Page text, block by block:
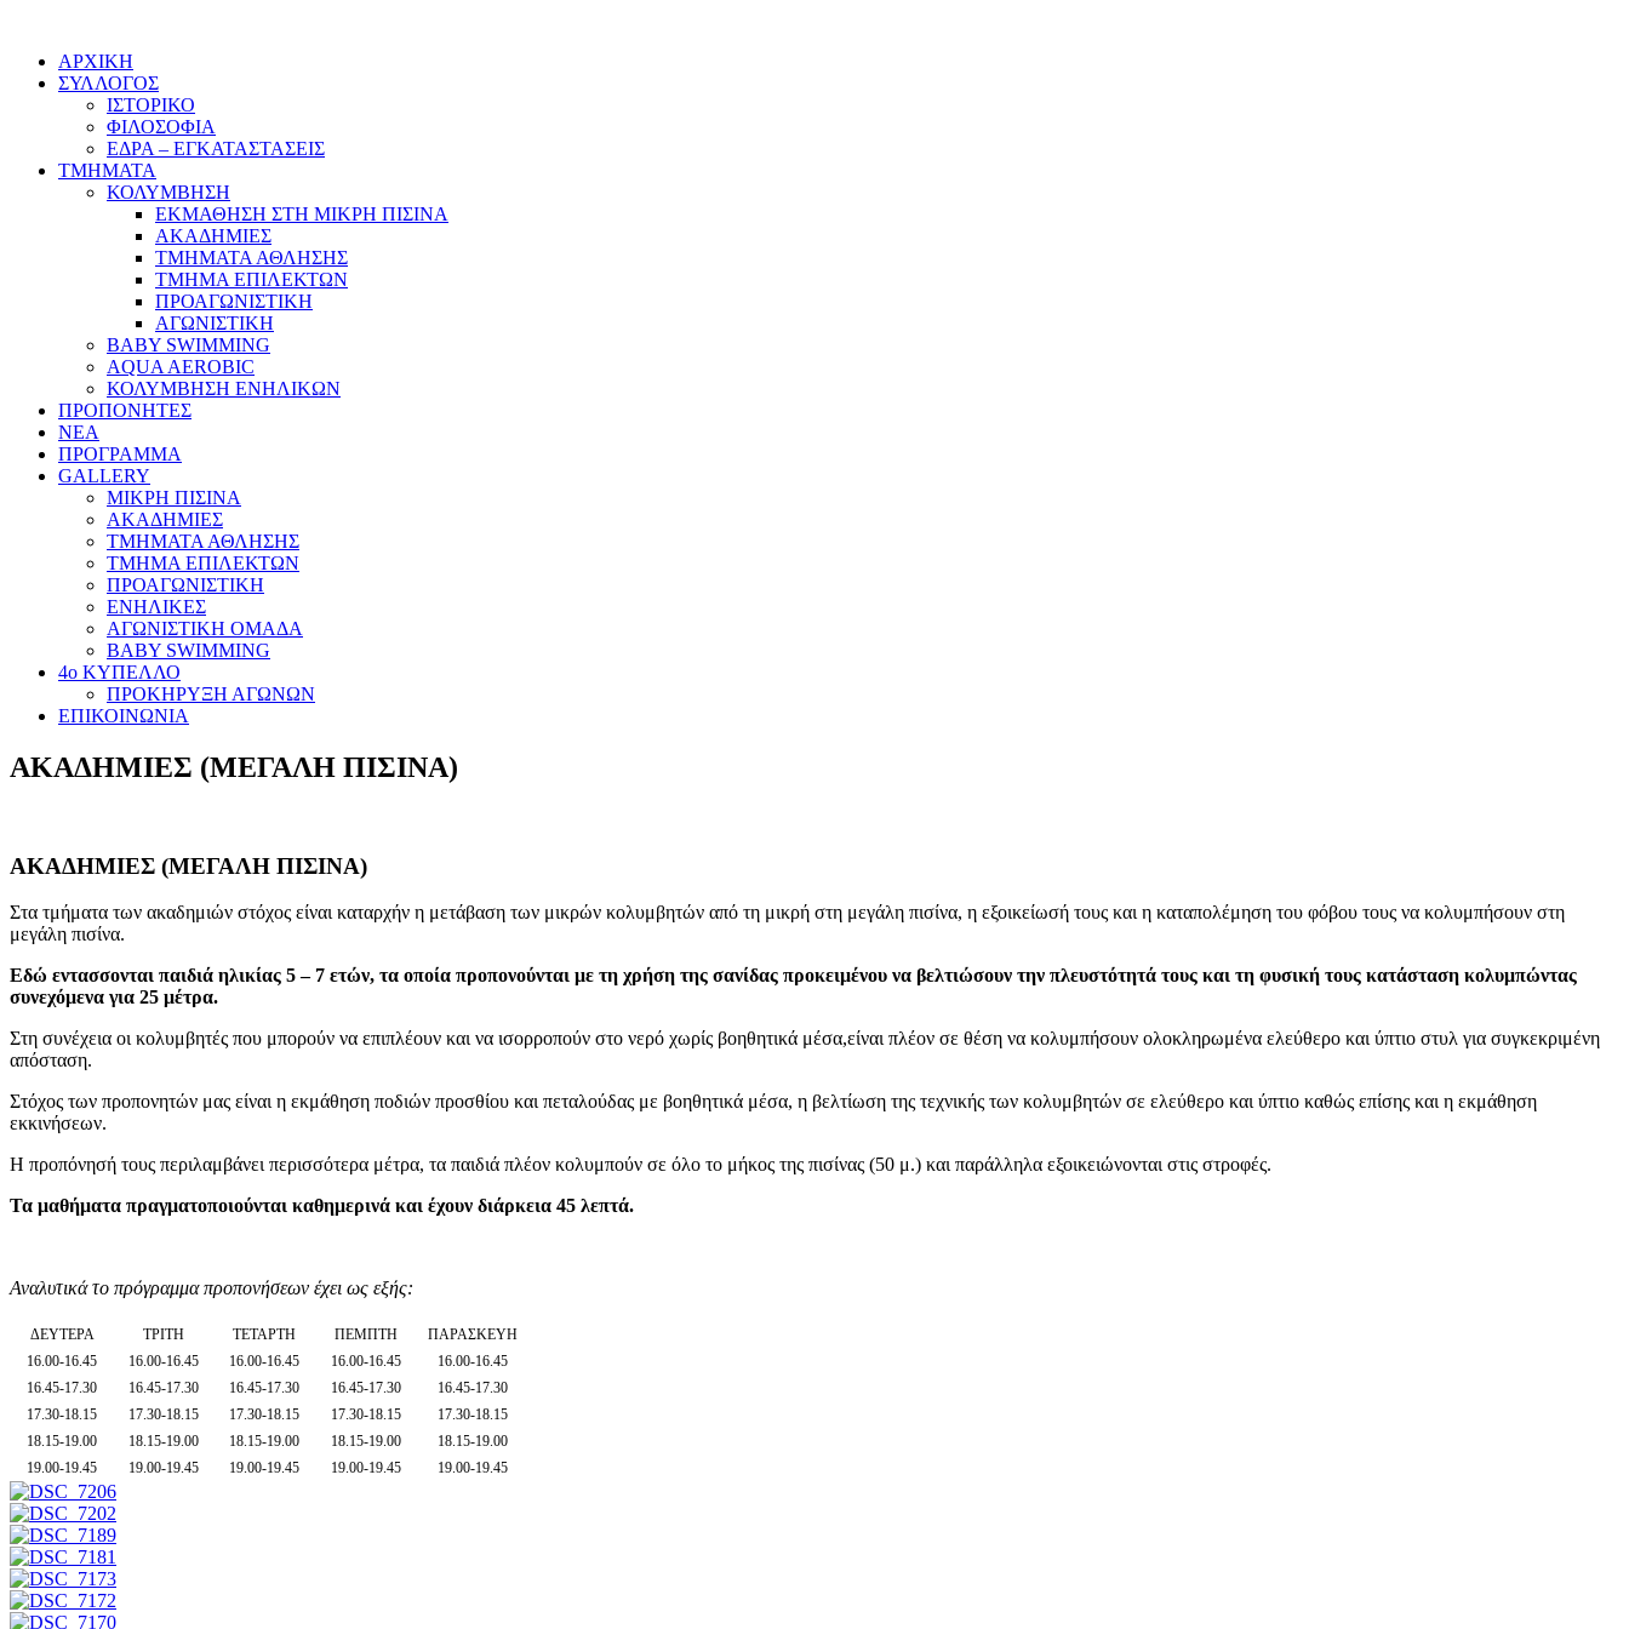
ΑΡΧΙΚΗ
ΣΥΛΛΟΓΟΣ
ΙΣΤΟΡΙΚΟ
ΦΙΛΟΣΟΦΙΑ
ΕΔΡΑ – ΕΓΚΑΤΑΣΤΑΣΕΙΣ
ΤΜΗΜΑΤΑ
ΚΟΛΥΜΒΗΣΗ
ΕΚΜΑΘΗΣΗ ΣΤΗ ΜΙΚΡΗ ΠΙΣΙΝΑ
ΑΚΑΔΗΜΙΕΣ
ΤΜΗΜΑΤΑ ΑΘΛΗΣΗΣ
ΤΜΗΜΑ ΕΠΙΛΕΚΤΩΝ
ΠΡΟΑΓΩΝΙΣΤΙΚΗ
ΑΓΩΝΙΣΤΙΚΗ
BABY SWIMMING
AQUA AEROBIC
ΚΟΛΥΜΒΗΣΗ ΕΝΗΛΙΚΩΝ
ΠΡΟΠΟΝΗΤΕΣ
ΝΕΑ
ΠΡΟΓΡΑΜΜΑ
GALLERY
ΜΙΚΡΗ ΠΙΣΙΝΑ
ΑΚΑΔΗΜΙΕΣ
ΤΜΗΜΑΤΑ ΑΘΛΗΣΗΣ
ΤΜΗΜΑ ΕΠΙΛΕΚΤΩΝ
ΠΡΟΑΓΩΝΙΣΤΙΚΗ
ΕΝΗΛΙΚΕΣ
ΑΓΩΝΙΣΤΙΚΗ ΟΜΑΔΑ
BABY SWIMMING
4ο ΚΥΠΕΛΛΟ
ΠΡΟΚΗΡΥΞΗ ΑΓΩΝΩΝ
ΕΠΙΚΟΙΝΩΝΙΑ
ΑΚΑΔΗΜΙΕΣ (ΜΕΓΑΛΗ ΠΙΣΙΝΑ)
ΑΚΑΔΗΜΙΕΣ (ΜΕΓΑΛΗ ΠΙΣΙΝΑ)
Στα τμήματα των ακαδημιών στόχος είναι καταρχήν η μετάβαση των μικρών κολυμβητών από τη μικρή στη μεγάλη πισίνα, η εξοικείωσή τους και η καταπολέμηση του φόβου τους να κολυμπήσουν στη
μεγάλη πισίνα.
Εδώ εντασσονται παιδιά ηλικίας 5 – 7 ετών, τα οποία προπονούνται με τη χρήση της σανίδας προκειμένου να βελτιώσουν την πλευστότητά τους και τη φυσική τους κατάσταση κολυμπώντας
συνεχόμενα για 25 μέτρα.
Στη συνέχεια οι κολυμβητές που μπορούν να επιπλέουν και να ισορροπούν στο νερό χωρίς βοηθητικά μέσα,είναι πλέον σε θέση να κολυμπήσουν ολοκληρωμένα ελεύθερο και ύπτιο στυλ για συγκεκριμένη
απόσταση.
Στόχος των προπονητών μας είναι η εκμάθηση ποδιών προσθίου και πεταλούδας με βοηθητικά μέσα, η βελτίωση της τεχνικής των κολυμβητών σε ελεύθερο και ύπτιο καθώς επίσης και η εκμάθηση
εκκινήσεων.
Η προπόνησή τους περιλαμβάνει περισσότερα μέτρα, τα παιδιά πλέον κολυμπούν σε όλο το μήκος της πισίνας (50 μ.) και παράλληλα εξοικειώνονται στις στροφές.
Τα μαθήματα πραγματοποιούνται καθημερινά και έχουν διάρκεια 45 λεπτά.
Αναλυτικά το πρόγραμμα προπονήσεων έχει ως εξής:
ΔΕΥΤΕΡΑ ΤΡΙΤΗ ΤΕΤΑΡΤΗ ΠΕΜΠΤΗ
ΠΑΡΑΣΚΕΥΗ
16.00-16.45
16.00-16.45 16.00-16.45 16.00-16.45
16.00-16.45
16.45-17.30
16.45-17.30 16.45-17.30 16.45-17.30
16.45-17.30
17.30-18.15
17.30-18.15 17.30-18.15 17.30-18.15
17.30-18.15
18.15-19.00
18.15-19.00 18.15-19.00 18.15-19.00
18.15-19.00
19.00-19.45
19.00-19.45 19.00-19.45 19.00-19.45 19.00-19.45